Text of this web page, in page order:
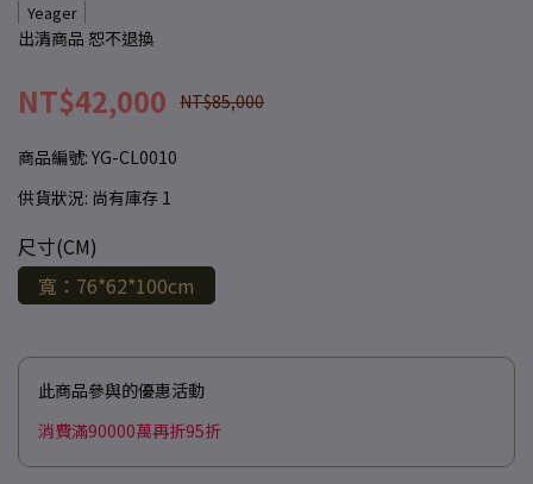
Yeager
出清商品 恕不退換
NT$42,000 NT$85,000
商品編號: YG-CL0010
供貨狀況: 尚有庫存 1
尺寸(CM)
寬：76*62*100cm
此商品參與的優惠活動
消費滿90000萬再折95折